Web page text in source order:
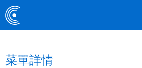
菜單詳情